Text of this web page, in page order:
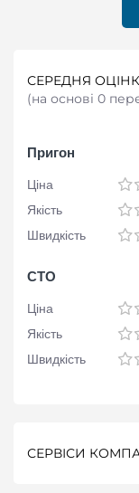
СЕРЕДНЯ
(на основі 0
Пригон
Ціна
Якість
Швидкість
СТО
Ціна
Якість
Швидкість
СЕРВІСИ